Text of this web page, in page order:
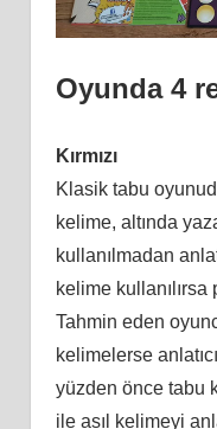
Oyunda 4
Kırmızı
Klasik tabu
kelime, altında
kullanılmadan
kelime
Tahmin eden
kelimelerse
yüzden önce tabu
ile asıl kelimeyi